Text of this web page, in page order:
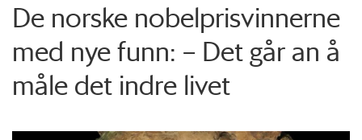
De norske nobelprisvinnerne
med nye funn: – Det går an å
måle det indre livet